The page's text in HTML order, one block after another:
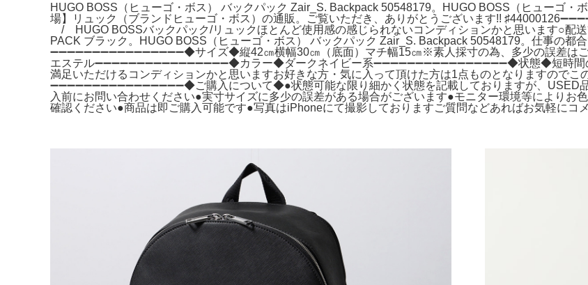
HUGO BOSS（ヒューゴ・ボス） バックパック Zair_S. Backpack 50548179。HUGO BOSS（ヒューゴ・
場】リュック（ブランドヒューゴ・ボス）の通販。ご覧いただき、ありがとうございます!!
/ HUGO BOSSバックパック/リュックほとんど使用感の感じられないコンディションかと思います○配
PACK ブラック。HUGO BOSS（ヒューゴ・ボス） バックパック Zair_S. Backpack 50548179。仕事の都
➖➖➖➖➖➖➖➖➖➖➖➖➖➖➖➖◆サイズ◆縦42㎝横幅30㎝（底面）マチ幅15㎝※素人採寸の為、多少の誤差はご
エステル➖➖➖➖➖➖➖➖➖➖➖➖➖➖➖➖◆カラー◆ダークネイビー系➖➖➖➖➖➖➖➖➖➖➖➖➖➖➖➖◆状態◆
満足いただけるコンディションかと思いますお好きな方・気に入って頂けた方は1点ものとなりますのでこ
➖➖➖➖➖➖➖➖➖➖➖➖➖➖➖➖◆ご購入について◆●状態可能な限り細かく状態を記載しておりますが、
入前にお問い合わせください●実寸サイズに多少の誤差がある場合がございます●モニター環境等によりお
確認ください●商品は即ご購入可能です●写真はiPhoneにて撮影しておりますご質問などあればお気軽にコ